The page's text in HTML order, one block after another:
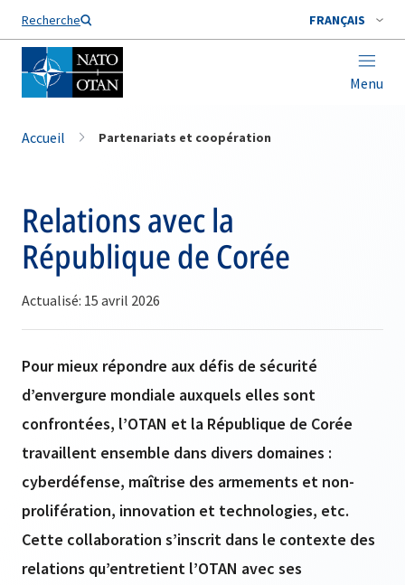
Recherche FRANÇAIS
Menu
Nom de famille*
Accueil Partenariats et coopération
Relations avec la
République de Corée
Actualisé: 15 avril 2026
Pour mieux répondre aux défis de sécurité
d’envergure mondiale auxquels elles sont
confrontées, l’OTAN et la République de Corée
travaillent ensemble dans divers domaines :
cyberdéfense, maîtrise des armements et non-
prolifération, innovation et technologies, etc.
Cette collaboration s’inscrit dans le contexte des
relations qu’entretient l’OTAN avec ses